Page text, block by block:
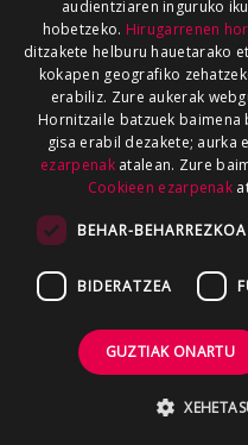
audientziaren inguruko
hobetzeko. Hirugarrenen
ditzakete helburu hauetarako
kokapen geografiko
erabiliz. Zure aukerak
Hornitzaile batzuek
gisa erabil dezakete; aurka
ezarpenakatalean. Zure
Cookieen ezarpenak
BEHAR-BEHARREZKOA
BIDERATZEA
GUZTIAK ONARTU